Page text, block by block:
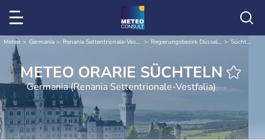
Meteo Germania Renania Settentrionale-Vestfalia Regierungsbezirk Düsseldorf Süchteln
METEO ORARIE SÜCHTELN
Germania (Renania Settentrionale-Vestfalia)